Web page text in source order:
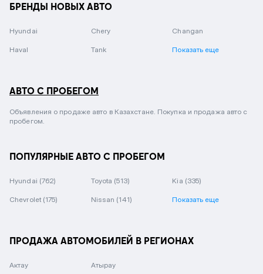
БРЕНДЫ НОВЫХ АВТО
Hyundai Chery Changan
Haval Tank Показать еще
АВТО С ПРОБЕГОМ
Объявления о продаже авто в Казахстане. Покупка и продажа авто с
пробегом.
ПОПУЛЯРНЫЕ АВТО С ПРОБЕГОМ
Hyundai (762) Toyota (513) Kia (335)
Chevrolet (175) Nissan (141) Показать еще
ПРОДАЖА АВТОМОБИЛЕЙ В РЕГИОНАХ
Актау Атырау